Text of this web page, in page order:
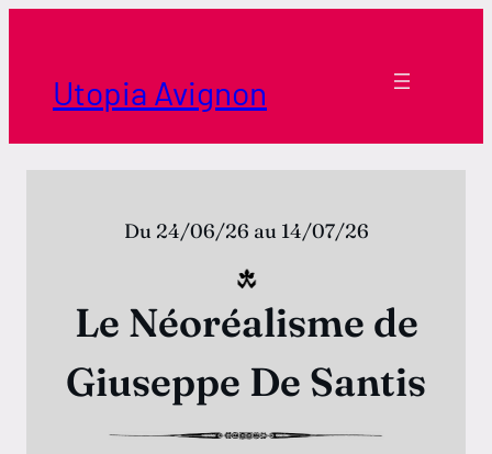
contenuUtopia Avignon
Du 24/06/26 au 14/07/26
Le Néoréalisme de
Giuseppe De Santis